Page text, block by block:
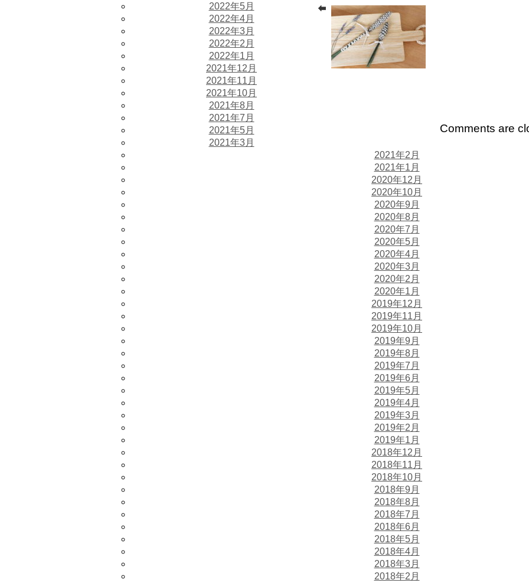
Comments are
2022年5月
2022年4月
2022年3月
2022年2月
2022年1月
2021年12月
2021年11月
2021年10月
2021年8月
2021年7月
2021年5月
2021年3月
2021年2月
2021年1月
2020年12月
2020年10月
2020年9月
2020年8月
2020年7月
2020年5月
2020年4月
2020年3月
2020年2月
2020年1月
2019年12月
2019年11月
2019年10月
2019年9月
2019年8月
2019年7月
2019年6月
2019年5月
2019年4月
2019年3月
2019年2月
2019年1月
2018年12月
2018年11月
2018年10月
2018年9月
2018年8月
2018年7月
2018年6月
2018年5月
2018年4月
2018年3月
2018年2月